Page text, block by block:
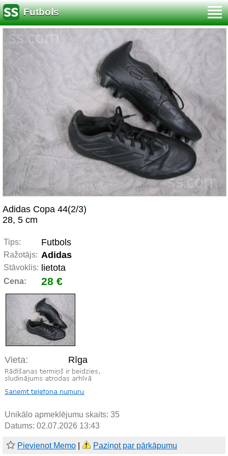
Futbols
Adidas Copa 44(2/3)
28, 5 cm
Tips: Futbols
Ražotājs: Adidas
Stāvoklis: lietota
Cena: 28 €
Vieta: Rīga
Unikālo apmeklējumu skaits: 35
Datums: 02.07.2026 13:43
Pievienot Memo Paziņot par pārkāpumu